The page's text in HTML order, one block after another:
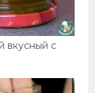
вкусный с